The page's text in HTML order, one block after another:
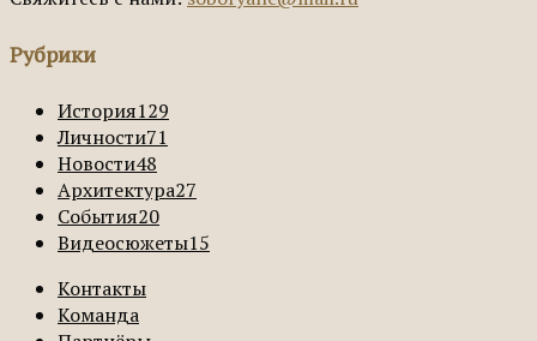
Рубрики
История129
Личности71
Новости48
Архитектура27
События20
Видеосюжеты15
Контакты
Команда